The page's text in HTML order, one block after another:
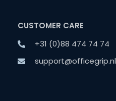
CUSTOMER CARE
+31 (0)88 474 74 74
support@officegrip.nl